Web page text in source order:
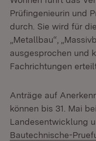
Prüfingenieurin und
durch. Sie wird für
„Metallbau“,
ausgesprochen und
Fachrichtungen
Anträge auf
können bis 31. Mai
Landesentwicklung
Bautechnische-